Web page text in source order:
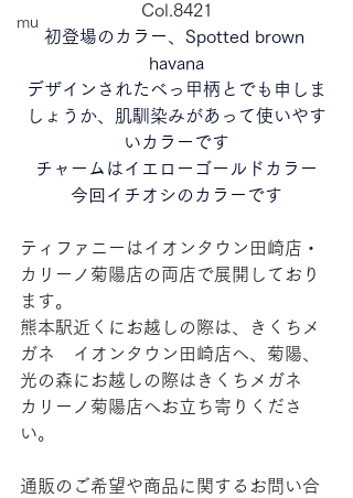
mu
Col.8421
初登場のカラー、 Spotted brown
havana
デザインされたべっ甲柄とでも申しま
しょうか、肌馴染みがあって使いやす
いカラーです
チャームはイエローゴールドカラー
今回イチオシのカラーです
ティファニーはイオンタウン田崎店・
カリーノ菊陽店の両店で展開しており
ます。
熊本駅近くにお越しの際は、きくちメ
ガネ　イオンタウン田崎店へ、菊陽、
光の森にお越しの際はきくちメガネ
カリーノ菊陽店へお立ち寄りくださ
い。
通販のご希望や商品に関するお問い合